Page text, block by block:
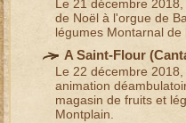
Le 21 décembre
de Noël à l'orgue de
légumes Montarnal
A Saint-Flour (
Le 22 décembre
animation
magasin de fruits et
Montplain.